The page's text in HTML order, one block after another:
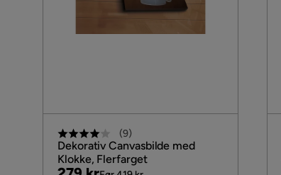
(9)
Dekorativ Canvasbilde med
Klokke, Flerfarget